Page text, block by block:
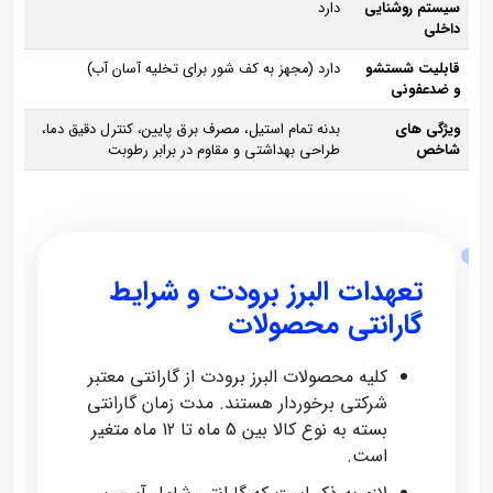
سیستم روشنایی
داخلی
دارد
قابلیت شستشو
و ضدعفونی
دارد (مجهز به کف‌ شور برای تخلیه آسان آب)
ویژگی‌ های
شاخص
بدنه تمام استیل، مصرف برق پایین، کنترل دقیق دما،
طراحی بهداشتی و مقاوم در برابر رطوبت
تعهدات البرز برودت و شرایط
گارانتی محصولات
کلیه محصولات البرز برودت از گارانتی معتبر
شرکتی برخوردار هستند. مدت زمان گارانتی
بسته به نوع کالا بین 5 ماه تا 12 ماه متغیر
است.